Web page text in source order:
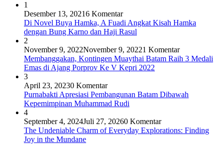
1
Desember 13, 20216 Komentar
Di Novel Buya Hamka, A Fuadi Angkat Kisah Hamka
dengan Bung Karno dan Haji Rasul
2
November 9, 2022November 9, 20221 Komentar
Membanggakan, Kontingen Muaythai Batam Raih 3 Medali
Emas di Ajang Porprov Ke V Kepri 2022
3
April 23, 20230 Komentar
Purnabakti Apresiasi Pembangunan Batam Dibawah
Kepemimpinan Muhammad Rudi
4
September 4, 2024Juli 27, 20260 Komentar
The Undeniable Charm of Everyday Explorations: Finding
Joy in the Mundane